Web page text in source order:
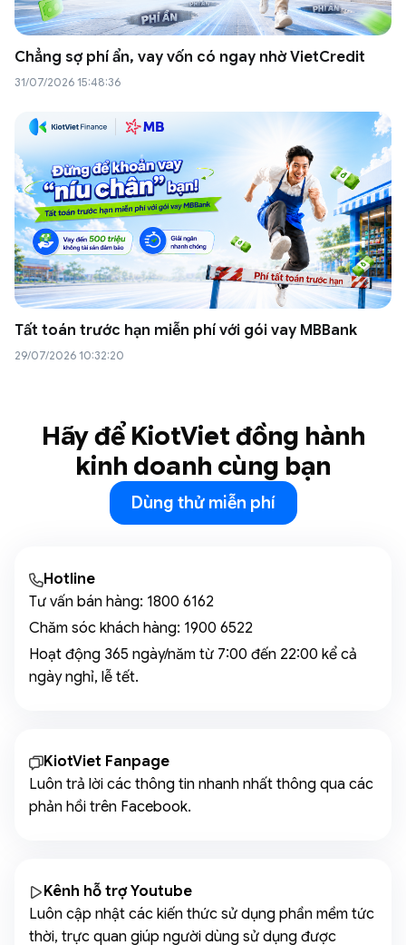
Chẳng sợ phí ẩn, vay vốn có ngay nhờ VietCredit
31/07/2026 15:48:36
Tất toán trước hạn miễn phí với gói vay MBBank
29/07/2026 10:32:20
Hãy để KiotViet đồng hành
kinh doanh cùng bạn
Dùng thử miễn phí
Hotline
Tư vấn bán hàng: 1800 6162
Chăm sóc khách hàng: 1900 6522
Hoạt động 365 ngày/năm từ 7:00 đến 22:00 kể cả
ngày nghỉ, lễ tết.
KiotViet Fanpage
Luôn trả lời các thông tin nhanh nhất thông qua các
phản hồi trên Facebook.
Kênh hỗ trợ Youtube
Luôn cập nhật các kiến thức sử dụng phần mềm tức
thời, trực quan giúp người dùng sử dụng được